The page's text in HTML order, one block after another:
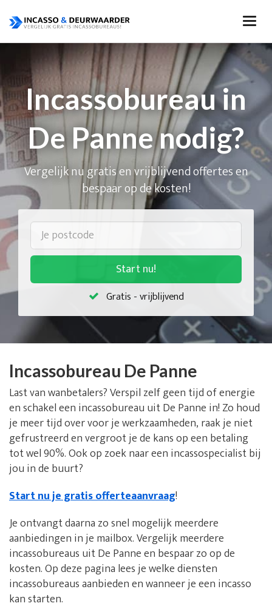
Incassobureau in
De Panne nodig?
Vergelijk nu gratis en vrijblijvend offertes en
bespaar op de kosten!
Start nu!
Gratis - vrijblijvend
Incassobureau De Panne
Last van wanbetalers? Verspil zelf geen tijd of energie
en schakel een incassobureau uit De Panne in! Zo houd
je meer tijd over voor je werkzaamheden, raak je niet
gefrustreerd en vergroot je de kans op een betaling
tot wel 90%. Ook op zoek naar een incassospecialist bij
jou in de buurt?
Start nu je gratis offerteaanvraag!
Je ontvangt daarna zo snel mogelijk meerdere
aanbiedingen in je mailbox. Vergelijk meerdere
incassobureaus uit De Panne en bespaar zo op de
kosten. Op deze pagina lees je welke diensten
incassobureaus aanbieden en wanneer je een incasso
kan starten.